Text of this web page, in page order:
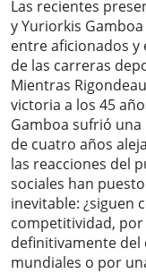
Las recientes
y Yuriorkis
entre aficionados y
de las carreras
Mientras
victoria a los 45
Gamboa sufrió
de cuatro años
las reacciones del
sociales han
inevitable: ¿siguen
competitividad,
definitivamente
mundiales o por